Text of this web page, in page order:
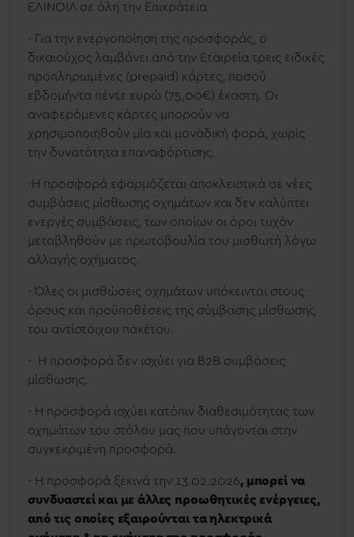
ΕΛΙΝΟΙΛ σε όλη την Επικράτεια
- Για την ενεργοποίηση της προσφοράς, ο
δικαιούχος λαμβάνει από την Εταιρεία τρεις ειδικές
προπληρωμένες (prepaid) κάρτες, ποσού
εβδομήντα πέντε ευρώ (75,00€) έκαστη. Οι
αναφερόμενες κάρτες μπορούν να
χρησιμοποιηθούν μία και μοναδική φορά, χωρίς
την δυνατότητα επαναφόρτισης.
-Η προσφορά εφαρμόζεται αποκλειστικά σε νέες
συμβάσεις μίσθωσης οχημάτων και δεν καλύπτει
ενεργές συμβάσεις, των οποίων οι όροι τυχόν
μεταβληθούν με πρωτοβουλία του μισθωτή λόγω
αλλαγής οχήματος.
- Όλες οι μισθώσεις οχημάτων υπόκεινται στους
όρους και προϋποθέσεις της σύμβασης μίσθωσης
του αντίστοιχου πακέτου.
- Η προσφορά δεν ισχύει για B2B συμβάσεις
μίσθωσης.
- Η προσφορά ισχύει κατόπιν διαθεσιμότητας των
οχημάτων του στόλου μας που υπάγονται στην
συγκεκριμένη προσφορά.
- Η προσφορά ξεκινά την 13.02.2026, μπορεί να
συνδυαστεί και με άλλες προωθητικές ενέργειες,
από τις οποίες εξαιρούνταιτα ηλεκτρικά